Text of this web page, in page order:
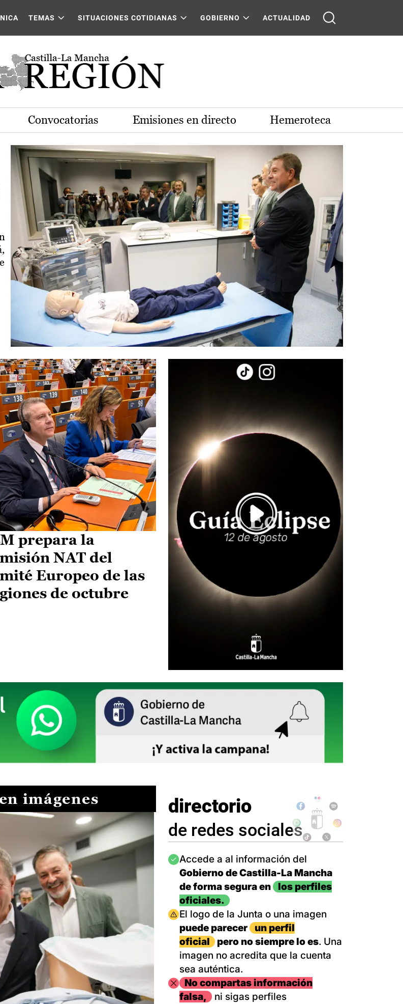
Mancha
TEMAS SITUACIONES COTIDIANAS GOBIERNO ACTUALIDAD
Convocatorias Emisiones en directo Hemeroteca
prepara la
NAT del
Europeo de las
de octubre
imágenes directorio
de redes sociales
Imagen
Accede a al información del
Gobierno de Castilla-La Mancha
de forma segura en
los perfiles
oficiales.
Imagen
El logo de la Junta o una imagen
puede parecer
un perfil
oficial
pero no siempre lo es. Una
imagen no acredita que la cuenta
sea auténtica.
ImagenNo compartas información
falsa,
ni sigas perfiles